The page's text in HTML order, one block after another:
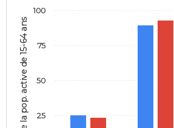
% de la pop. active de 15-64 ans 25
50
75
100